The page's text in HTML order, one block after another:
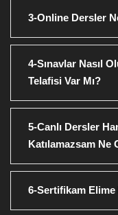
3-Online Dersler
4-Sınavlar Nasıl
Telafisi Var Mı?
5-Canlı Dersler
Katılamazsam Ne
6-Sertifikam Elime